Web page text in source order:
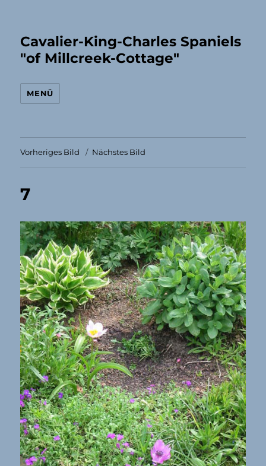
Cavalier-King-Charles Spaniels
"of Millcreek-Cottage"
MENÜ
Vorheriges Bild Nächstes Bild
7